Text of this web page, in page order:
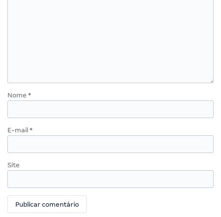
Nome *
E-mail *
Site